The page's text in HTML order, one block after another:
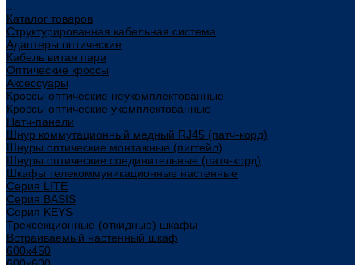
Каталог товаров
Структурированная кабельная система
Адаптеры оптические
Кабель витая пара
Оптические кроссы
Аксессуары
Кроссы оптические неукомплектованные
Кроссы оптические укомплектованные
Патч-панели
Шнур коммутационный медный RJ45 (патч-корд)
Шнуры оптические монтажные (пигтейл)
Шнуры оптические соединительные (патч-корд)
Шкафы телекоммуникационные настенные
Cерия LITE
Cерия BASIS
Cерия KEYS
Трехсекционные (откидные) шкафы
Встраиваемый настенный шкаф
600x450